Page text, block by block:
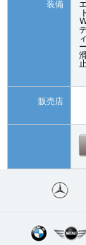
装備
販売店